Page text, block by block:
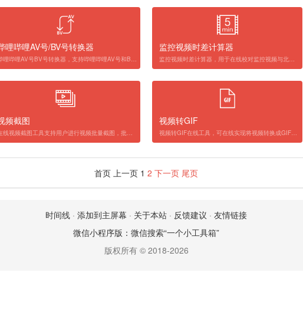
哩哔哩AV号/BV号转换器
哔哩哔哩AV号BV号转换器，支持哔哩哔哩AV号和BV号相互转换的小工具，帮你找回视频丢失的AV号。
监控视频时差计算器
监控视频时差计算器，用于在线校对监控视频与北京时间的时差。当监控视频的时间不准时，本工具可以根据北京时间或监控视频画面显示时间中的其中一个计算出另一个时间。
频截图
在线视频截图工具支持用户进行视频批量截图，批量创建视频缩略图片，可以对视频文件进行截屏保存为图像格式，方便用户制作成影视视频片段。
视频转GIF
视频转GIF在线工具，可在线实现将视频转换成GIF，针对不同格式的视频文件，都可实现一键将视频转换成GIF动图；支持mp4、mpeg、mkv、mov、flv、aiv等视频格式。
首页 上一页 1 2 下一页 尾页
时间线 · 添加到主屏幕 · 关于本站 · 反馈建议 · 友情链接
微信小程序版：微信搜索“一个小工具箱”
版权所有 © 2018-2026